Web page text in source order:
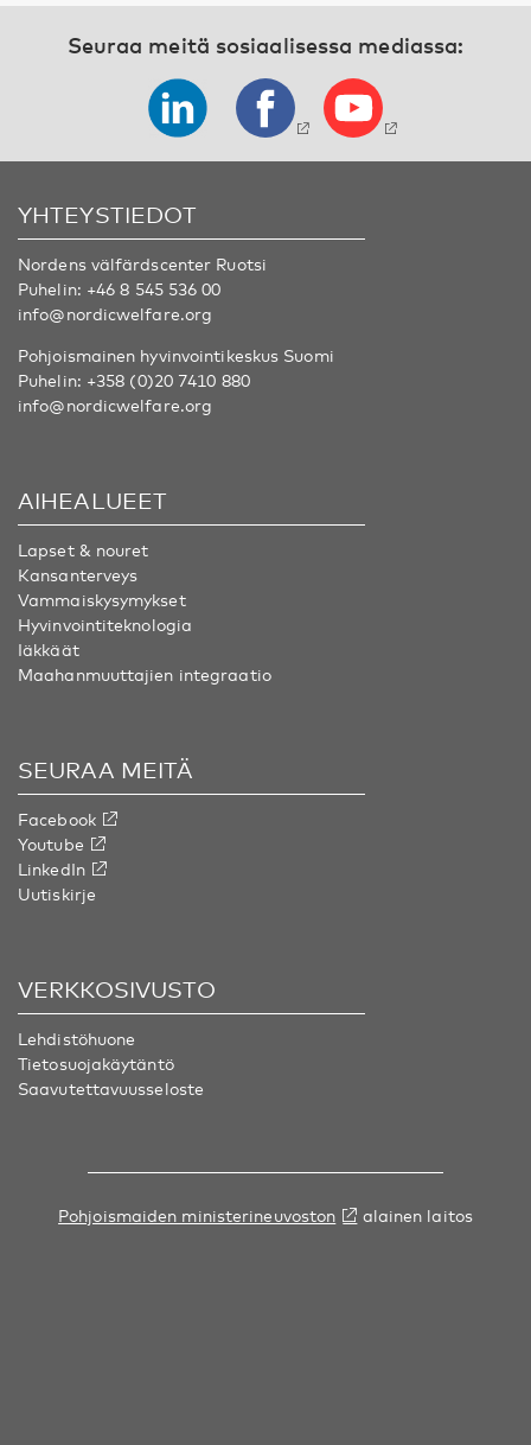
Seuraa meitä sosiaalisessa mediassa:
YHTEYSTIEDOT
Nordens välfärdscenter Ruotsi
Puhelin: +46 8 545 536 00
info@nordicwelfare.org
Pohjoismainen hyvinvointikeskus Suomi
Puhelin: +358 (0)20 7410 880
info@nordicwelfare.org
AIHEALUEET
Lapset & nouret
Kansanterveys
Vammaiskysymykset
Hyvinvointiteknologia
Iäkkäät
Maahanmuuttajien integraatio
SEURAA MEITÄ
Facebook
Youtube
LinkedIn
Uutiskirje
VERKKOSIVUSTO
Lehdistöhuone
Tietosuojakäytäntö
Saavutettavuusseloste
Pohjoismaiden ministerineuvoston alainen laitos